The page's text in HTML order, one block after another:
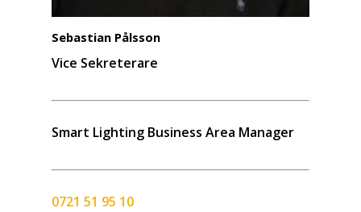
Sebastian Pålsson
Vice Sekreterare
Smart Lighting Business Area Manager
0721 51 95 10